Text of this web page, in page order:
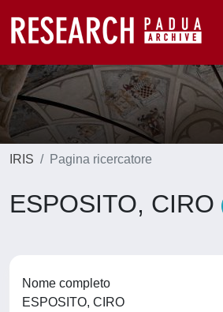
IRIS Pagina ricercatore
ESPOSITO, CIRO
Nome completo
ESPOSITO, CIRO